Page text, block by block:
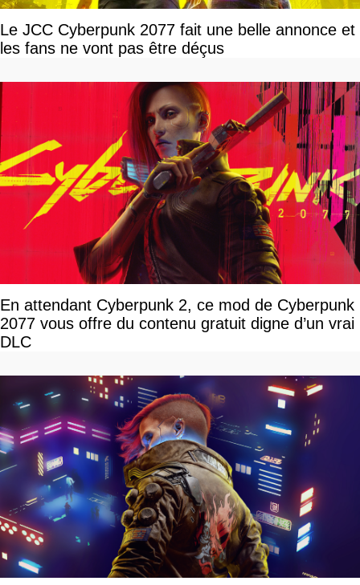
Le JCC Cyberpunk 2077 fait une belle annonce et
les fans ne vont pas être déçus
En attendant Cyberpunk 2, ce mod de Cyberpunk
2077 vous offre du contenu gratuit digne d’un vrai
DLC